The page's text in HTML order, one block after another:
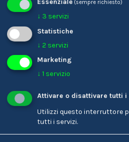
(sempre richiesto)
↓ 3 servizi
Statistiche
↓ 2 servizi
Marketing
↓ 1 servizio
Attivare o disattivare tutti i
Utilizzi questo interruttore
tutti i servizi.